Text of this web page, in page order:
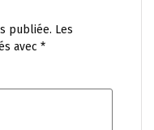
publiée. Les
avec *